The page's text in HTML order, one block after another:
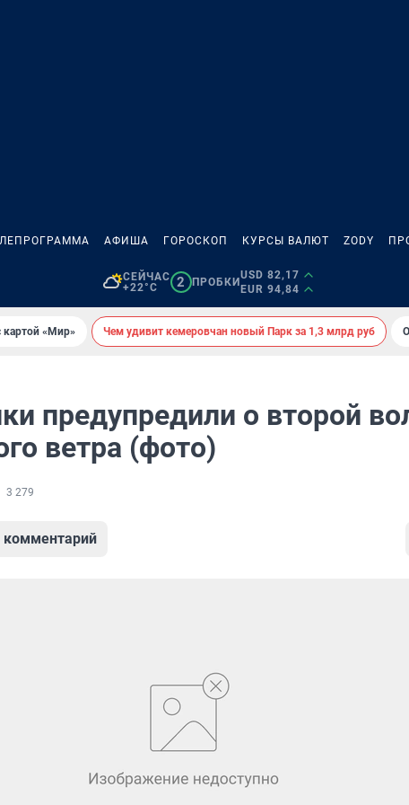
АФИША ГОРОСКОП КУРСЫ ВАЛЮТ ZODY
СЕЙЧАС
+22°C
2 ПРОБКИ
USD 82,17
EUR 94,84
картой «Мир» Чем удивит кемеровчан новый Парк за 1,3 млрд руб
предупредили о второй
ветра (фото)
3 279
комментарий